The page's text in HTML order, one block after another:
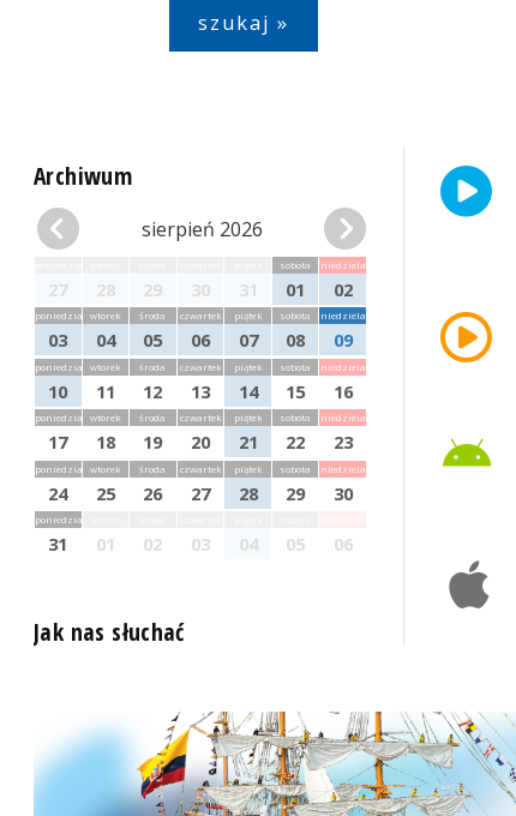
Archiwum
sierpień 2026
27 28 29 30 31
sobota
01
niedziela
02
poniedziałek
03
wtorek
04
środa
05
czwartek
06
piątek
07
sobota
08
niedziela
09
poniedziałek
10
wtorek
11
środa
12
czwartek
13
piątek
14
sobota
15
niedziela
16
poniedziałek
17
wtorek
18
środa
19
czwartek
20
piątek
21
sobota
22
niedziela
23
poniedziałek
24
wtorek
25
środa
26
czwartek
27
piątek
28
sobota
29
niedziela
30
poniedziałek
31 01 02 03 04 05 06
Jak nas słuchać